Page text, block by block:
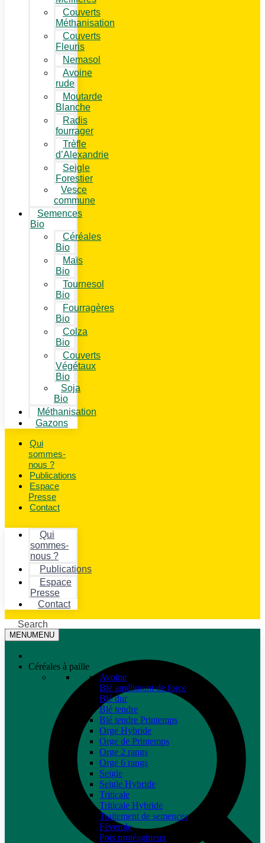
Couverts
Méthanisation
Couverts
Fleuris
Nemasol
Avoine
rude
Moutarde
Blanche
Radis
fourrager
Trèfle
d’Alexandrie
Seigle
Forestier
Vesce
commune
Semences
Bio
Céréales
Bio
Maïs
Bio
Tournesol
Bio
Fourragères
Bio
Colza
Bio
Couverts
Végétaux
Bio
Soja
Bio
Méthanisation
Gazons
Qui
sommes-
nous ?
Publications
Espace
Presse
Contact
Qui
sommes-
nous ?
Publications
Espace
Presse
Contact
Search
MENUMENU
Céréales à paille
Avoine
Blé améliorant de force
Blé dur
Blé tendre
Blé tendre Printemps
Orge Hybride
Orge de Printemps
Orge 2 rangs
Orge 6 rangs
Seigle
Seigle Hybride
Triticale
Triticale Hybride
Traitement de semences
Féverole
Pois protéagineux